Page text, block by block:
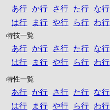
あ行 か行 さ行 た行
な行
は行
ま行 や行 ら行 わ行
特技一覧
あ行 か行 さ行 た行
な行
は行
ま行 や行 ら行 わ行
特性一覧
あ行 か行 さ行 た行
な行
は行
ま行 や行 ら行 わ行